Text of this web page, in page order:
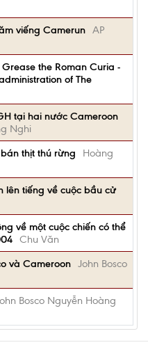
viếng Camerun AP
the Roman Curia -
of The
tại hai nước Cameroon
Nghi
thịt thú rừng
Hoàng
lên tiếng về cuộc bầu cử
về một cuộc chiến có thể
Chu Văn
và Cameroon John Bosco
Bosco Nguyễn Hoàng